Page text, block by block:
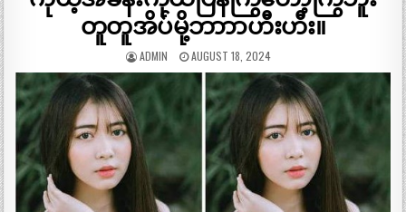
တူတူအိပ်မို့ဘာာာဟီးဟီး။
ADMIN AUGUST 18, 2024